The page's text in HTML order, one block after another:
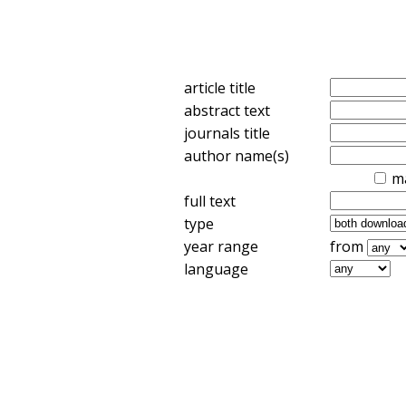
article title
abstract text
journals title
author name(s)
full text
type
year range
from
language